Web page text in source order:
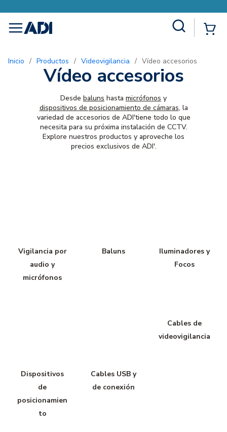
menu
Inicio / Productos / Videovigilancia / Vídeo accesorios
Vídeo accesorios
Desde baluns hasta micrófonos y
dispositivos de posicionamiento de cámaras, la
variedad de accesorios de ADI'tiene todo lo que
necesita para su próxima instalación de CCTV.
Explore nuestros productos y aproveche los
precios exclusivos de ADI'.
Vigilancia por
audio y
micrófonos
Baluns
Iluminadores y
Focos
Dispositivos
de
posicionamien
to
Cables USB y
de conexión
Cables de
videovigilancia